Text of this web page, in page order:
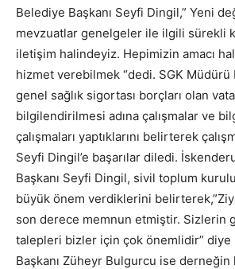
Belediye Başkanı Seyfi Dingil,” Yeni
mevzuatlar genelgeler ile ilgili sürekli
iletişim halindeyiz. Hepimizin amacı
hizmet verebilmek “dedi. SGK Müdürü
genel sağlık sigortası borçları olan
bilgilendirilmesi adına çalışmalar ve
çalışmaları yaptıklarını belirterek
Seyfi Dingil’e başarılar diledi.
Başkanı Seyfi Dingil, sivil toplum
büyük önem verdiklerini
son derece memnun etmiştir. Sizlerin
talepleri bizler için çok önemlidir” diye
Başkanı Züheyr Bulgurcu ise derneğin